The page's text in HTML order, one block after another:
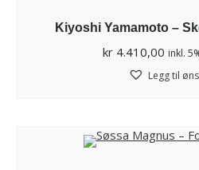
Kiyoshi Yamamoto –
kr 4.410,00 inkl.
Legg til